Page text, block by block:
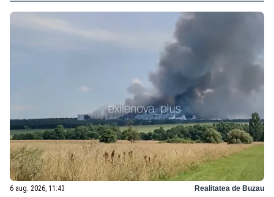
6 aug. 2026, 11:43 Realitatea de Buzau